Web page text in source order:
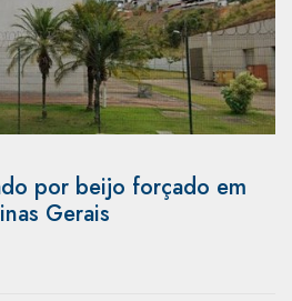
por beijo forçado em
Gerais